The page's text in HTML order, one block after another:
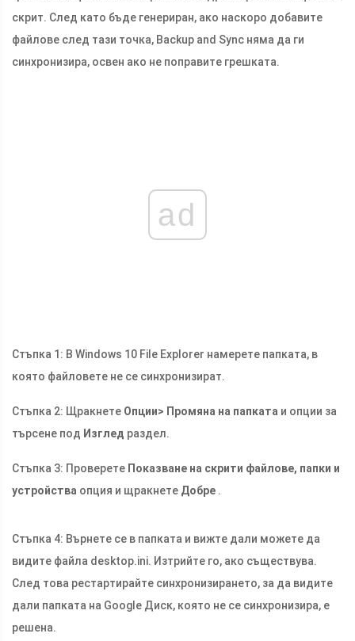
скрит. След като бъде генериран, ако наскоро добавите
файлове след тази точка, Backup and Sync няма да ги
синхронизира, освен ако не поправите грешката.
ad
Стъпка 1: В Windows 10 File Explorer намерете папката, в
която файловете не се синхронизират.
Стъпка 2: Щракнете Опции> Промяна на папката и опции за
търсене под Изглед раздел.
Стъпка 3: Проверете Показване на скрити файлове, папки и
устройства опция и щракнете Добре .
Стъпка 4: Върнете се в папката и вижте дали можете да
видите файла desktop.ini. Изтрийте го, ако съществува.
След това рестартирайте синхронизирането, за да видите
дали папката на Google Диск, която не се синхронизира, е
решена.